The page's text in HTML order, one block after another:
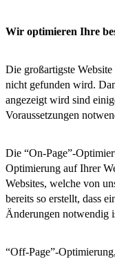
Wir optimieren Ihre
Die großartigste
nicht gefunden wird.
angezeigt wird sind
Voraussetzungen
Die “On-Page”-
Optimierung auf Ihrer
Websites, welche von
bereits so erstellt, dass
Änderungen notwendig
“Off-Page”-